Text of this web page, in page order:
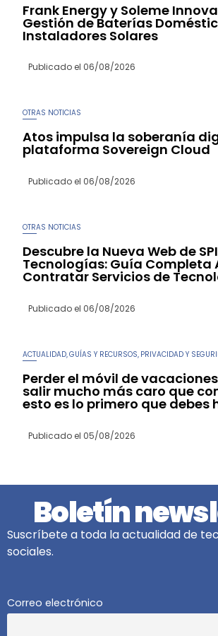
Frank Energy y Soleme
Gestión de Baterías
Instaladores Solares
Publicado el 06/08/2026
OTRAS NOTICIAS
Atos impulsa la soberanía
plataforma Sovereign Cloud
Publicado el 06/08/2026
OTRAS NOTICIAS
Descubre la Nueva Web de SPI
Tecnologías: Guía Completa
Contratar Servicios de
Publicado el 06/08/2026
ACTUALIDAD ,GUÍAS Y RECURSOS PRIVACIDAD Y
Perder el móvil de
salir mucho más caro que
esto es lo primero que debes
Publicado el 05/08/2026
Boletín
Suscríbete a toda la actualidad de
sociales.
Correo electrónico